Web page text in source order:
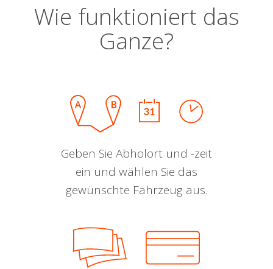
Wie funktioniert das
Ganze?
Geben Sie Abholort und -zeit
ein und wählen Sie das
gewünschte Fahrzeug aus.